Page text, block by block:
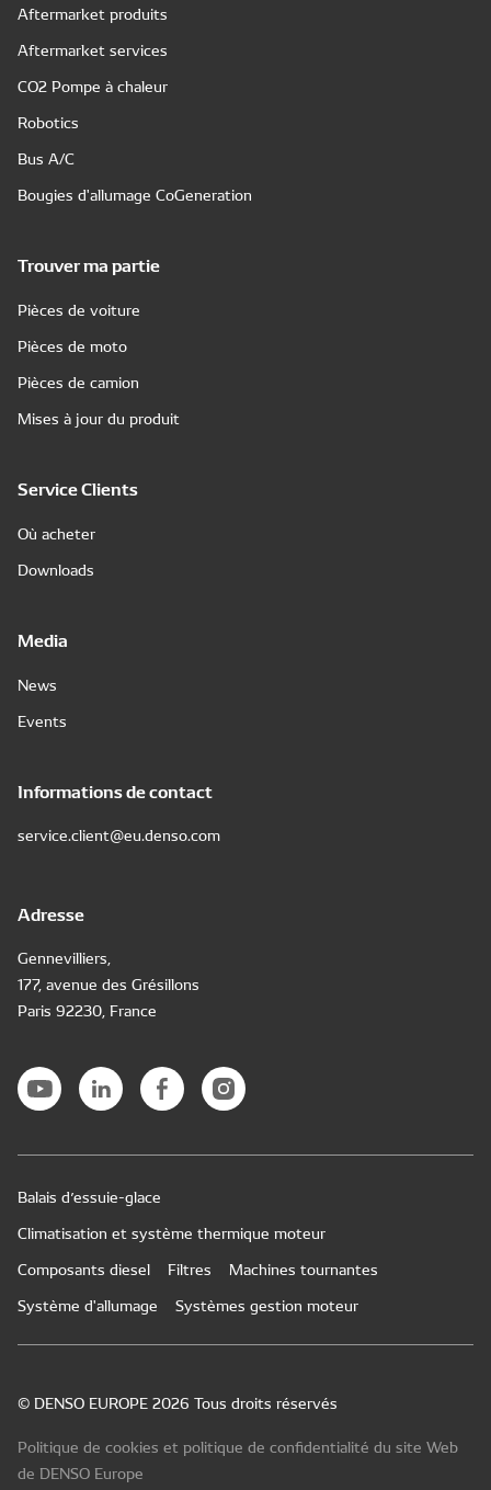
Aftermarket produits
Aftermarket services
CO2 Pompe à chaleur
Robotics
Bus A/C
Bougies d'allumage CoGeneration
Trouver ma partie
Pièces de voiture
Pièces de moto
Pièces de camion
Mises à jour du produit
Service Clients
Où acheter
Downloads
Media
News
Events
Informations de contact
service.client@eu.denso.com
Adresse
Gennevilliers,
177, avenue des Grésillons
Paris 92230, France
Balais d’essuie-glace
Climatisation et système thermique moteur
Composants diesel
Filtres
Machines tournantes
Système d'allumage
Systèmes gestion moteur
© DENSO EUROPE 2026 Tous droits réservés
Politique de cookies et politique de confidentialité du site Web
de DENSO Europe